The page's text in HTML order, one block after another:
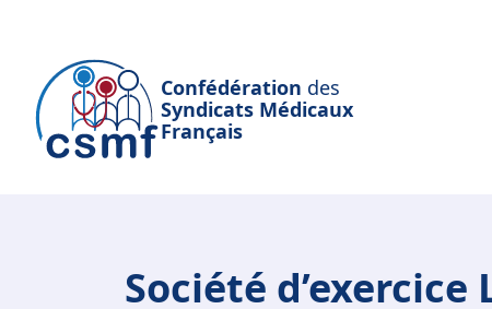
Confédération des
Syndicats Médicaux
Français
Société